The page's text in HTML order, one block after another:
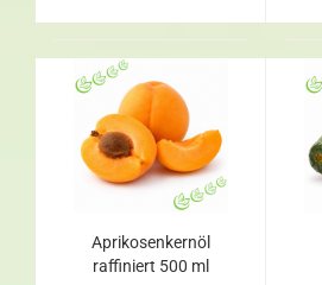
Aprikosenkernöl
raffiniert 500 ml